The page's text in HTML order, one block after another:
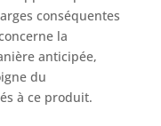
conséquentes
la
anticipée,
du
à ce produit.